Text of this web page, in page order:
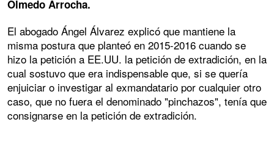
Olmedo Arrocha.
El abogado Ángel Álvarez explicó que mantiene la
misma postura que planteó en 2015-2016 cuando se
hizo la petición a EE.UU. la petición de extradición, en la
cual sostuvo que era indispensable que, si se quería
enjuiciar o investigar al exmandatario por cualquier otro
caso, que no fuera el denominado "pinchazos", tenía que
consignarse en la petición de extradición.